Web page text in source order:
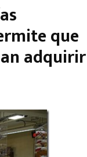
que
adquirir